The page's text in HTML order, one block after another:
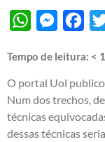
WhatsApp
Tempo de leitura: < 1
O portal Uol
Num dos trechos,
técnicas
dessas técnicas